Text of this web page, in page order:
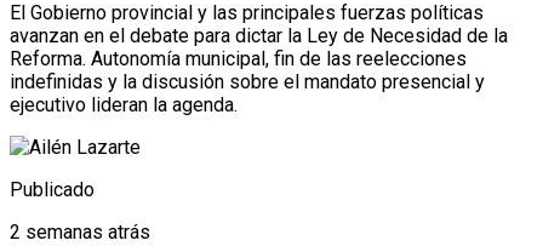
El Gobierno provincial y las principales fuerzas políticas
avanzan en el debate para dictar la Ley de Necesidad de la
Reforma. Autonomía municipal, fin de las reelecciones
indefinidas y la discusión sobre el mandato presencial y
ejecutivo lideran la agenda.
Publicado
2 semanas atrás